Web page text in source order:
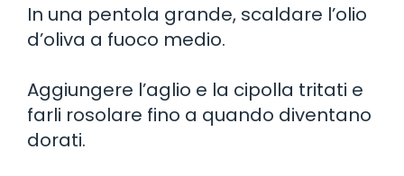
In una pentola grande, scaldare l’olio
d’oliva a fuoco medio.
Aggiungere l’aglio e la cipolla tritati e
farli rosolare fino a quando diventano
dorati.